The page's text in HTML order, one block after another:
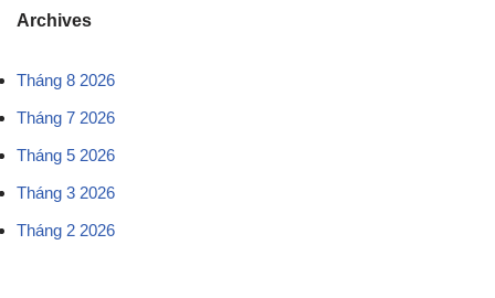
Archives
Tháng 8 2026
Tháng 7 2026
Tháng 5 2026
Tháng 3 2026
Tháng 2 2026